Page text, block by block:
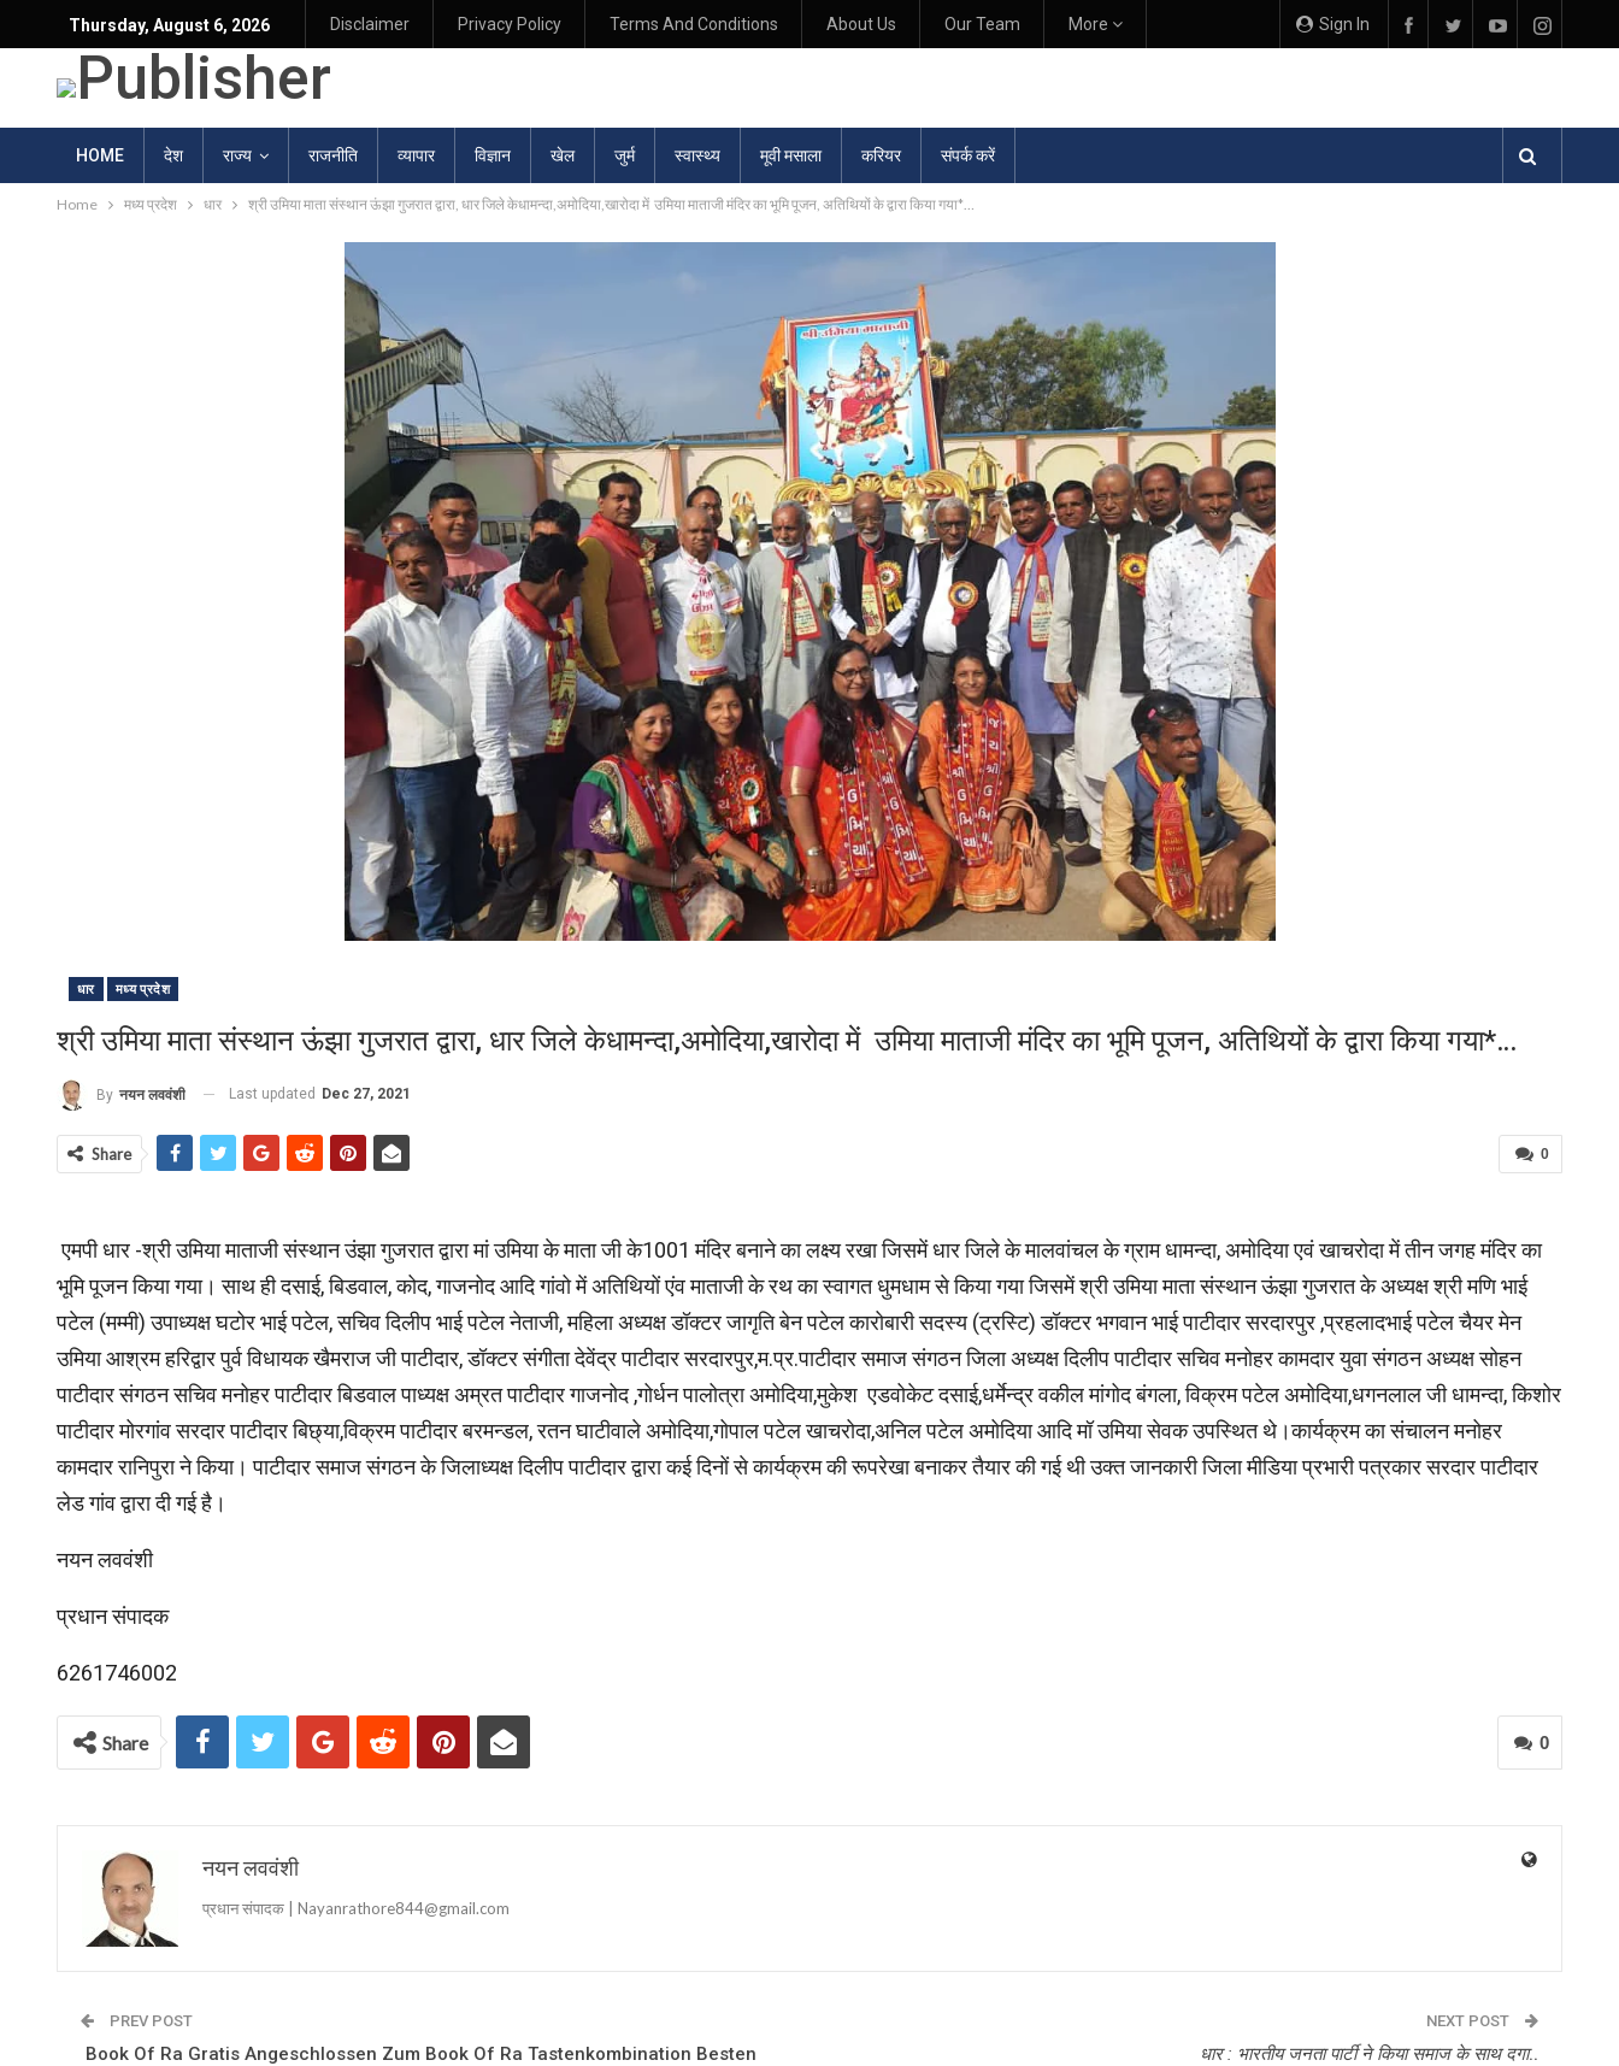
Sign In
Thursday, August 6, 2026 Disclaimer Privacy Policy Terms And Conditions About Us Our Team More
HOME देश राज्य राजनीति व्यापार विज्ञान खेल जुर्म स्वास्थ्य मूवी मसाला करियर संपर्क करें
Home मध्य प्रदेश धार श्री उमिया माता संस्थान ऊंझा गुजरात द्वारा, धार जिले केधामन्दा,अमोदिया,खारोदा में उमिया माताजी मंदिर का भूमि पूजन, अतिथियों के द्वारा किया गया*…
धार मध्य प्रदेश
श्री उमिया माता संस्थान ऊंझा गुजरात द्वारा, धार जिले केधामन्दा,अमोदिया,खारोदा में उमिया माताजी मंदिर का भूमि पूजन, अतिथियों के द्वारा किया गया*…
By नयन लववंशी Last updated Dec 27, 2021
0
Share
एमपी धार -श्री उमिया माताजी संस्थान उंझा गुजरात द्वारा मां उमिया के माता जी के1001 मंदिर बनाने का लक्ष्य रखा जिसमें धार जिले के मालवांचल के ग्राम धामन्दा, अमोदिया एवं खाचरोदा में तीन जगह मंदिर का
भूमि पूजन किया गया। साथ ही दसाई, बिडवाल, कोद, गाजनोद आदि गांवो में अतिथियों एंव माताजी के रथ का स्वागत धुमधाम से किया गया जिसमें श्री उमिया माता संस्थान ऊंझा गुजरात के अध्यक्ष श्री मणि भाई
पटेल (मम्मी) उपाध्यक्ष घटोर भाई पटेल, सचिव दिलीप भाई पटेल नेताजी, महिला अध्यक्ष डॉक्टर जागृति बेन पटेल कारोबारी सदस्य (ट्रस्टि) डॉक्टर भगवान भाई पाटीदार सरदारपुर ,प्रहलादभाई पटेल चैयर मेन
उमिया आश्रम हरिद्वार पुर्व विधायक खैमराज जी पाटीदार, डॉक्टर संगीता देवेंद्र पाटीदार सरदारपुर,म.प्र.पाटीदार समाज संगठन जिला अध्यक्ष दिलीप पाटीदार सचिव मनोहर कामदार युवा संगठन अध्यक्ष सोहन
पाटीदार संगठन सचिव मनोहर पाटीदार बिडवाल पाध्यक्ष अम्रत पाटीदार गाजनोद ,गोर्धन पालोत्रा अमोदिया,मुकेश एडवोकेट दसाई,धर्मेन्द्र वकील मांगोद बंगला, विक्रम पटेल अमोदिया,धगनलाल जी धामन्दा, किशोर
पाटीदार मोरगांव सरदार पाटीदार बिछ्या,विक्रम पाटीदार बरमन्डल, रतन घाटीवाले अमोदिया,गोपाल पटेल खाचरोदा,अनिल पटेल अमोदिया आदि मॉ उमिया सेवक उपस्थित थे।कार्यक्रम का संचालन मनोहर
कामदार रानिपुरा ने किया। पाटीदार समाज संगठन के जिलाध्यक्ष दिलीप पाटीदार द्वारा कई दिनों से कार्यक्रम की रूपरेखा बनाकर तैयार की गई थी उक्त जानकारी जिला मीडिया प्रभारी पत्रकार सरदार पाटीदार
लेड गांव द्वारा दी गई है।
नयन लववंशी
प्रधान संपादक
6261746002
0
Share
नयन लववंशी
प्रधान संपादक | Nayanrathore844@gmail.com
PREV POST
️️️️️️️️ Book Of Ra Gratis Angeschlossen Zum Book Of Ra Tastenkombination Besten
NEXT POST
धार : भारतीय जनता पार्टी ने किया समाज के साथ दगा..